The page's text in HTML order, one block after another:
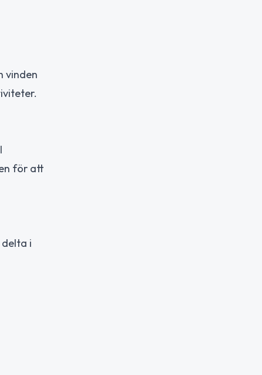
vinden
för att
i